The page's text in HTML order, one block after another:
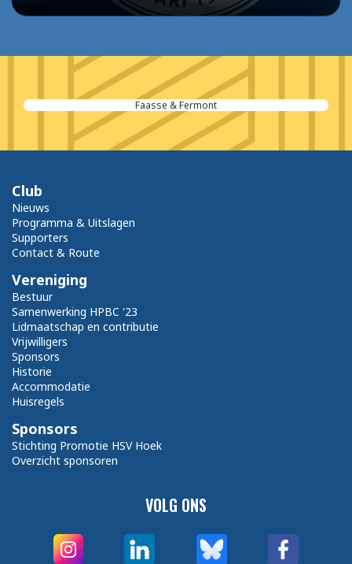
Faasse & Fermont
VOLG ONS
Club
Nieuws
Programma & Uitslagen
Supporters
Contact & Route
Vereniging
Bestuur
Samenwerking HPBC '23
Lidmaatschap en contributie
Vrijwilligers
Sponsors
Historie
Accommodatie
Huisregels
Sponsors
Stichting Promotie HSV Hoek
Overzicht sponsoren